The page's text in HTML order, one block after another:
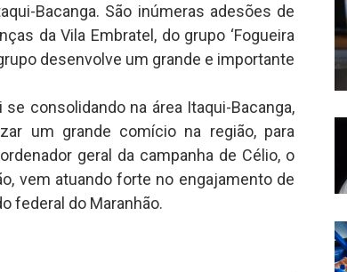
Bacanga. São inúmeras adesões de
da Vila Embratel, do grupo ‘Fogueira
desenvolve um grande e importante
consolidando na área Itaqui-Bacanga,
um grande comício na região, para
geral da campanha de Célio, o
vem atuando forte no engajamento de
federal do Maranhão.